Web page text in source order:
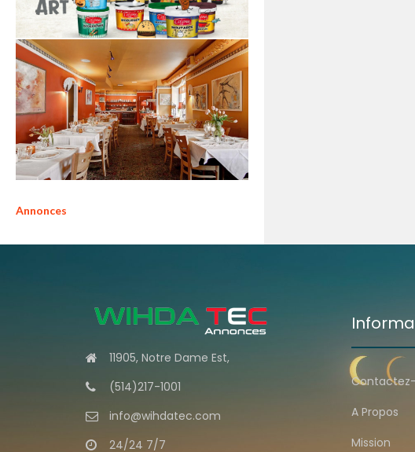
Annonces
11905, Notre Dame Est,
(514)217-1001
info@wihdatec.com
24/24 7/7
A Propos
Mission